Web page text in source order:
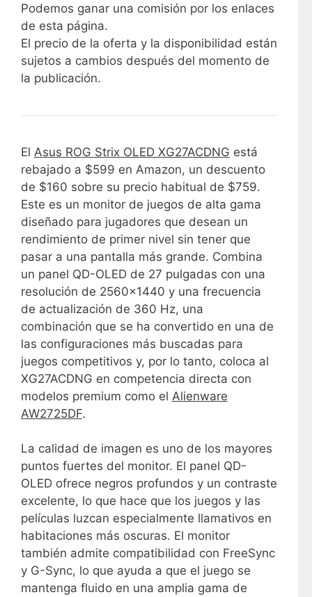
Podemos ganar una comisión por los enlaces
de esta página.
El precio de la oferta y la disponibilidad están
sujetos a cambios después del momento de
la publicación.
El Asus ROG Strix OLED XG27ACDNG está
rebajado a $599 en Amazon, un descuento
de $160 sobre su precio habitual de $759.
Este es un monitor de juegos de alta gama
diseñado para jugadores que desean un
rendimiento de primer nivel sin tener que
pasar a una pantalla más grande. Combina
un panel QD-OLED de 27 pulgadas con una
resolución de 2560×1440 y una frecuencia
de actualización de 360 ​​Hz, una
combinación que se ha convertido en una de
las configuraciones más buscadas para
juegos competitivos y, por lo tanto, coloca al
XG27ACDNG en competencia directa con
modelos premium como el Alienware
AW2725DF.
La calidad de imagen es uno de los mayores
puntos fuertes del monitor. El panel QD-
OLED ofrece negros profundos y un contraste
excelente, lo que hace que los juegos y las
películas luzcan especialmente llamativos en
habitaciones más oscuras. El monitor
también admite compatibilidad con FreeSync
y G-Sync, lo que ayuda a que el juego se
mantenga fluido en una amplia gama de